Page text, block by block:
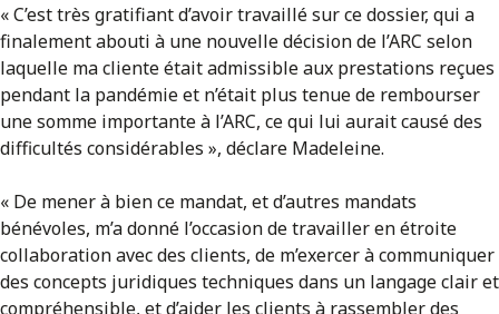
« C’est très gratifiant d’avoir travaillé sur ce dossier, qui a
finalement abouti à une nouvelle décision de l’ARC selon
laquelle ma cliente était admissible aux prestations reçues
pendant la pandémie et n’était plus tenue de rembourser
une somme importante à l’ARC, ce qui lui aurait causé des
difficultés considérables », déclare Madeleine.
« De mener à bien ce mandat, et d’autres mandats
bénévoles, m’a donné l’occasion de travailler en étroite
collaboration avec des clients, de m’exercer à communiquer
des concepts juridiques techniques dans un langage clair et
compréhensible, et d’aider les clients à rassembler des